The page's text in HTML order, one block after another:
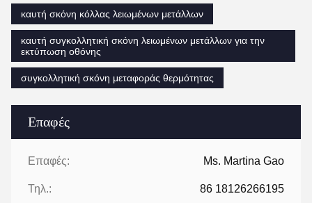
Επαφές
Επαφές: Ms. Martina Gao
Τηλ.: 86 18126266195
καυτή σκόνη κόλλας λειωμένων μετάλλων
καυτή συγκολλητική σκόνη λειωμένων μετάλλων για την
εκτύπωση οθόνης
συγκολλητική σκόνη μεταφοράς θερμότητας